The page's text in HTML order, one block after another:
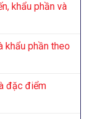
khẩu phần và
khẩu phần theo
đặc điểm